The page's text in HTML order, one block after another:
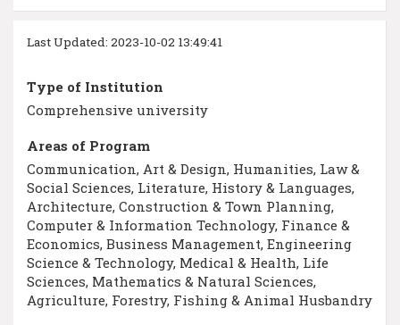
Last Updated: 2023-10-02 13:49:41
Type of Institution
Comprehensive university
Areas of Program
Communication, Art & Design, Humanities, Law &
Social Sciences, Literature, History & Languages,
Architecture, Construction & Town Planning,
Computer & Information Technology, Finance &
Economics, Business Management, Engineering
Science & Technology, Medical & Health, Life
Sciences, Mathematics & Natural Sciences,
Agriculture, Forestry, Fishing & Animal Husbandry